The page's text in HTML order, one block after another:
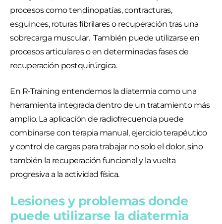
procesos como tendinopatías, contracturas,
esguinces, roturas fibrilares o recuperación tras una
sobrecarga muscular. También puede utilizarse en
procesos articulares o en determinadas fases de
recuperación postquirúrgica.
En R-Training entendemos la diatermia como una
herramienta integrada dentro de un tratamiento más
amplio. La aplicación de radiofrecuencia puede
combinarse con terapia manual, ejercicio terapéutico
y control de cargas para trabajar no solo el dolor, sino
también la recuperación funcional y la vuelta
progresiva a la actividad física.
Lesiones y problemas donde
puede utilizarse la diatermia